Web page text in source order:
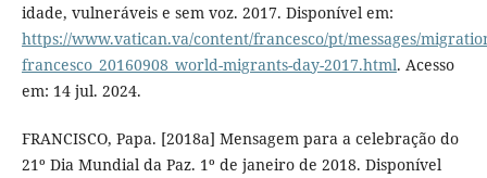
idade, vulneráveis e sem voz. 2017. Disponível em:
https://www.vatican.va/content/francesco/pt/messages/
francesco_20160908_world-migrants-day-2017.html. Acesso
em: 14 jul. 2024.
FRANCISCO, Papa. [2018a] Mensagem para a celebração do
21º Dia Mundial da Paz. 1º de janeiro de 2018. Disponível